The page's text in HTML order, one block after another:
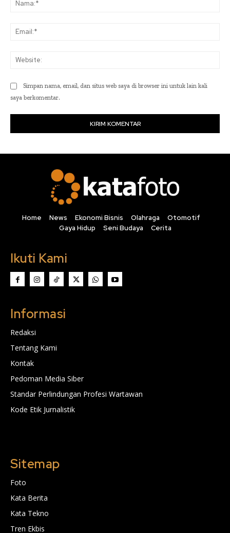
Simpan nama, email, dan situs web saya di browser ini untuk lain kali
saya berkomentar.
Home News Ekonomi Bisnis Olahraga
Otomotif
Gaya Hidup
Seni Budaya Cerita
Ikuti Kami
Informasi
Redaksi
Tentang Kami
Kontak
Pedoman Media Siber
Standar Perlindungan Profesi Wartawan
Kode Etik Jurnalistik
Sitemap
Foto
Kata Berita
Kata Tekno
Tren Ekbis